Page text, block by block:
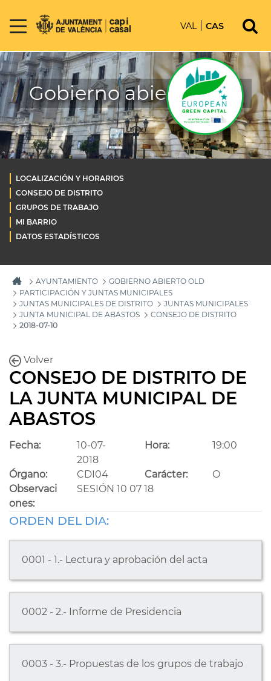
VAL CAS
Gobierno abierto OLD
LOCALIZACIÓN Y HORARIOS
CONSEJO DE DISTRITO
GRUPOS DE TRABAJO
MI BARRIO
DATOS ESTADÍSTICOS
AYUNTAMIENTO
GOBIERNO ABIERTO OLD
PARTICIPACIÓN Y JUNTAS MUNICIPALES
JUNTAS MUNICIPALES DE DISTRITO
JUNTAS MUNICIPALES
JUNTA MUNICIPAL DE ABASTOS
CONSEJO DE DISTRITO
2018-07-10
Volver
CONSEJO DE DISTRITO DE
LA JUNTA MUNICIPAL DE
ABASTOS
Fecha:
10-07-
2018
Hora: 19:00
Órgano: CDI04 Carácter:
O
Observaci
ones:
SESIÓN 10 07 18
ORDEN DEL DIA:
0001 - 1.- Lectura y aprobación del acta
0002 - 2.- Informe de Presidencia
0003 - 3.- Propuestas de los grupos de trabajo